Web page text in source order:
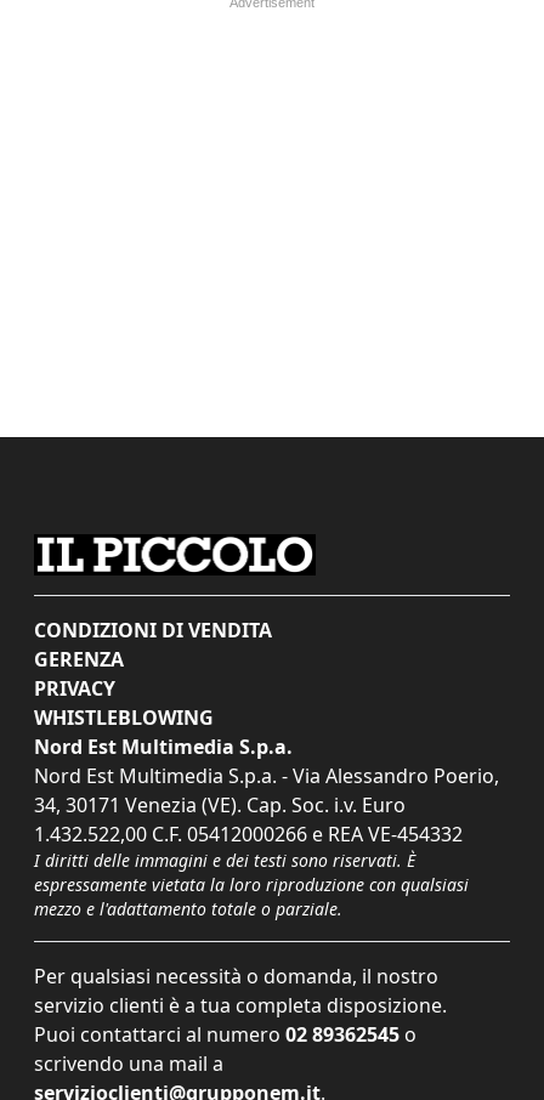
CONDIZIONI DI VENDITA
GERENZA
PRIVACY
WHISTLEBLOWING
Nord Est Multimedia S.p.a.
Nord Est Multimedia S.p.a. - Via Alessandro Poerio,
34, 30171 Venezia (VE). Cap. Soc. i.v. Euro
1.432.522,00 C.F. 05412000266 e REA VE-454332
I diritti delle immagini e dei testi sono riservati. È
espressamente vietata la loro riproduzione con qualsiasi
mezzo e l'adattamento totale o parziale.
Per qualsiasi necessità o domanda, il nostro
servizio clienti è a tua completa disposizione.
Puoi contattarci al numero 02 89362545 o
scrivendo una mail a
servizioclienti@grupponem.it.